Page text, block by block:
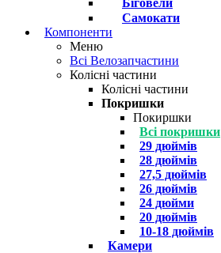
Біговели
Самокати
Компоненти
Меню
Всі Велозапчастини
Колісні частини
Колісні частини
Покришки
Покиршки
Всі покришки
29 дюймів
28 дюймів
27,5 дюймів
26 дюймів
24 дюйми
20 дюймів
10-18 дюймів
Камери